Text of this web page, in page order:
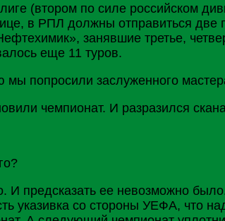
(втором по силе российском
в РПЛ должны отправиться две
занявшие третье,
еще 11 туров.
мы попросили заслуженного
чемпионат. И разразился
И предсказать ее невозможно
указивка со стороны УЕФА, что